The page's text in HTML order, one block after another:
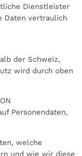
Dienstleister
Daten vertraulich
der Schweiz,
wird durch oben
Personendaten,
welche
und wie wir diese